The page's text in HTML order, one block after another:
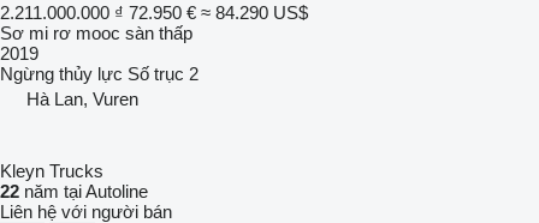
2.211.000.000 ₫ 72.950 € ≈ 84.290 US$
Sơ mi rơ mooc sàn thấp
2019
Ngừng thủy lực Số trục 2
Hà Lan, Vuren
Kleyn Trucks
22 năm tại Autoline
Liên hệ với người bán